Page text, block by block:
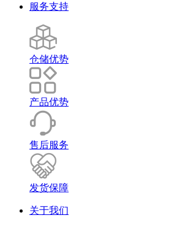
服务支持
仓储优势
产品优势
售后服务
发货保障
关于我们